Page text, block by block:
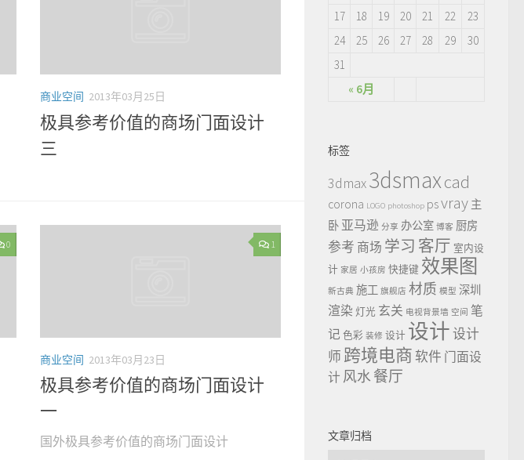
商业空间 2013年03月25日
极具参考价值的商场门面设计
三
0 1
商业空间 2013年03月23日
极具参考价值的商场门面设计
一
国外极具参考价值的商场门面设计
« 6月
17
18 19 20 21 22
23
24
25 26 27 28 29
30
31
标签
3dmax3dsmaxcad
corona LOGO photoshop psvray 主
卧 亚马逊 分享 办公室 博客 厨房
参考 商场 学习 客厅 室内设
计 家居 小孩房 快捷键 效果图
新古典 施工 旗舰店 材质 模型 深圳
渲染 灯光 玄关 电视背景墙 空间 笔
记 色彩 装修 设计 设计设计
师 跨境电商软件 门面设
计 风水 餐厅
文章归档